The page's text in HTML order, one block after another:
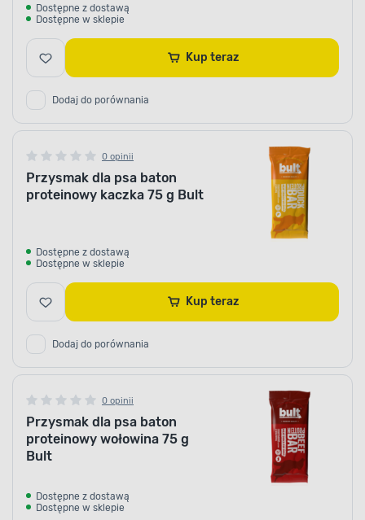
Dostępne z dostawą
Dostępne w sklepie
Kup teraz
Dodaj do porównania
0 opinii
Przysmak dla psa baton
proteinowy kaczka 75 g Bult
Dostępne z dostawą
Dostępne w sklepie
Kup teraz
Dodaj do porównania
0 opinii
Przysmak dla psa baton
proteinowy wołowina 75 g
Bult
Dostępne z dostawą
Dostępne w sklepie